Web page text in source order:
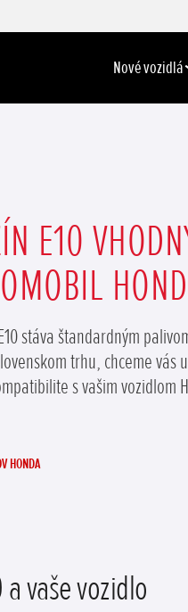
Nové vozidlá
E10
stáva štandardným
trhu, chceme vás
s vašim vozidlom
HONDA
a vaše vozidlo